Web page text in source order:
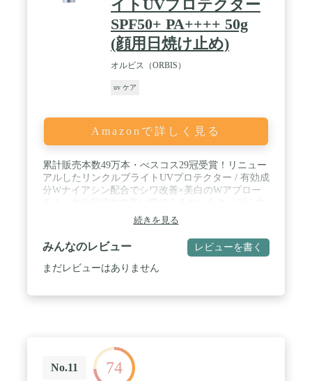
イトUVプロテクター
SPF50+ PA++++ 50g
(顔用日焼け止め)
オルビス（ORBIS）
uv ケア
Amazonで詳しく見る
累計販売本数49万本・べスコス29冠受賞！リニュー
アルしたリンクルブライトUVプロテクター / 有効成
分Wナイアシン配合でシワ改善×美白のWアプロー
気中のちり・ホコリ、ブルーライトなど様々な外敵
から肌を守るマルチ機能の成分・技術を採用 / べた
つき・きしみ感のないテクスチャー！コクを感じる
保湿クリームのような肌触りで、ふっくらとやわら
かなハリ感のある後肌に / 【使用目安量】全顔に使
続きを見る
みんなのレビュー レビューを書く
まだレビューはありません
No.11 74